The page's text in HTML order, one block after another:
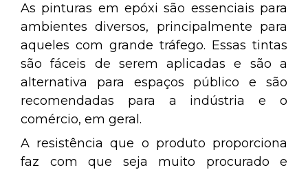
As pinturas em epóxi são essenciais para
ambientes diversos, principalmente para
aqueles com grande tráfego. Essas tintas
são fáceis de serem aplicadas e são a
alternativa para espaços público e são
recomendadas para a indústria e o
comércio, em geral.
A resistência que o produto proporciona
faz com que seja muito procurado e